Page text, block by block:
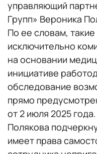
управляющий
Групп» Вероника
По ее словам,
исключительно
на основании
инициативе
обследование
прямо
от 2 июля 2025 года.
Полякова
имеет права